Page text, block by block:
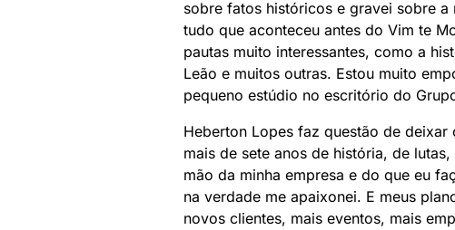
sobre fatos históricos e gravei sobre
tudo que aconteceu antes do Vim te
pautas muito interessantes, como a
Leão e muitos outras. Estou muito
pequeno estúdio no escritório do
Heberton Lopes faz questão de
mais de sete anos de história, de
mão da minha empresa e do que eu
na verdade me apaixonei. E meus
novos clientes, mais eventos, mais